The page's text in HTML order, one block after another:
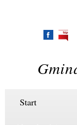
Start